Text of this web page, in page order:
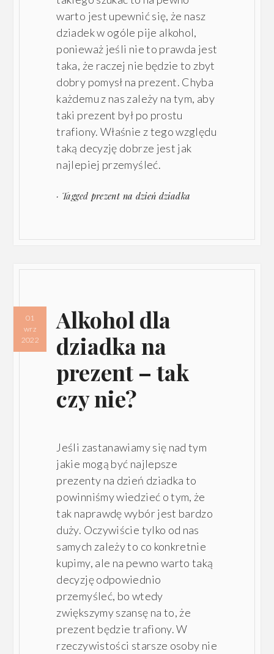
warto jest upewnić się, że nasz
dziadek w ogóle pije alkohol,
ponieważ jeśli nie to prawda jest
taka, że raczej nie będzie to zbyt
dobry pomysł na prezent. Chyba
każdemu z nas zależy na tym, aby
taki prezent był po prostu
trafiony. Właśnie z tego względu
taką decyzję dobrze jest jak
najlepiej przemyśleć.
· Tagged prezent na dzień dziadka
Alkohol dla
dziadka na
prezent – tak
czy nie?
01
wrz
2022
Jeśli zastanawiamy się nad tym
jakie mogą być najlepsze
prezenty na dzień dziadka to
powinniśmy wiedzieć o tym, że
tak naprawdę wybór jest bardzo
duży. Oczywiście tylko od nas
samych zależy to co konkretnie
kupimy, ale na pewno warto taką
decyzję odpowiednio
przemyśleć, bo wtedy
zwiększymy szansę na to, że
prezent będzie trafiony. W
rzeczywistości starsze osoby nie